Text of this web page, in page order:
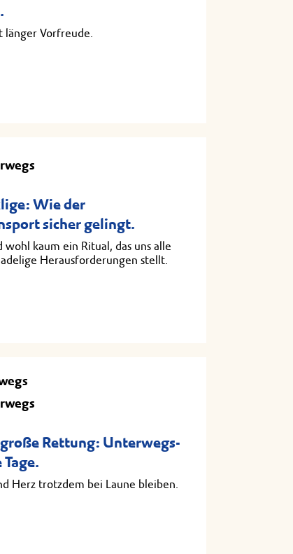
Vorfreude.
Wie der
sicher gelingt.
wohl kaum ein Ritual, das uns alle
Herausforderungen stellt.
Rettung: Unterwegs-
Herz trotzdem bei Laune bleiben.